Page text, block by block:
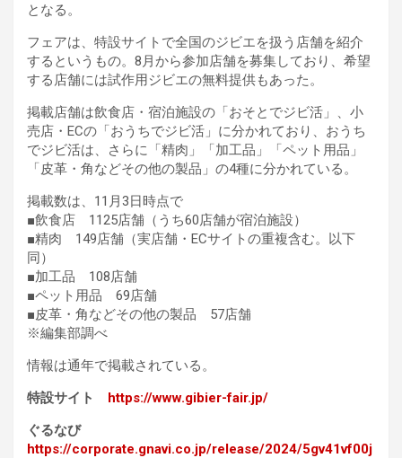
となる。
フェアは、特設サイトで全国のジビエを扱う店舗を紹介
するというもの。8月から参加店舗を募集しており、希望
する店舗には試作用ジビエの無料提供もあった。
掲載店舗は飲食店・宿泊施設の「おそとでジビ活」、小
売店・ECの「おうちでジビ活」に分かれており、おうち
でジビ活は、さらに「精肉」「加工品」「ペット用品」
「皮革・角などその他の製品」の4種に分かれている。
掲載数は、11月3日時点で
■飲食店 1125店舗（うち60店舗が宿泊施設）
■精肉 149店舗（実店舗・ECサイトの重複含む。以下
同）
■加工品 108店舗
■ペット用品 69店舗
■皮革・角などその他の製品 57店舗
※編集部調べ
情報は通年で掲載されている。
特設サイト https://www.gibier-fair.jp/
ぐるなび
https://corporate.gnavi.co.jp/release/2024/5gv41vf00j